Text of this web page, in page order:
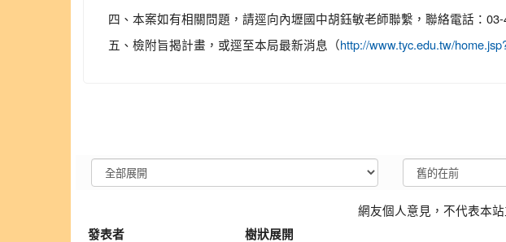
四、本案如有相關問題，請逕向內壢國中胡鈺敏老師聯繫，聯絡電話：03-
五、檢附旨揭計畫，或逕至本局最新消息（ http://www.tyc.edu.tw/
網友個人意見，不代表本
發表者
樹狀展開